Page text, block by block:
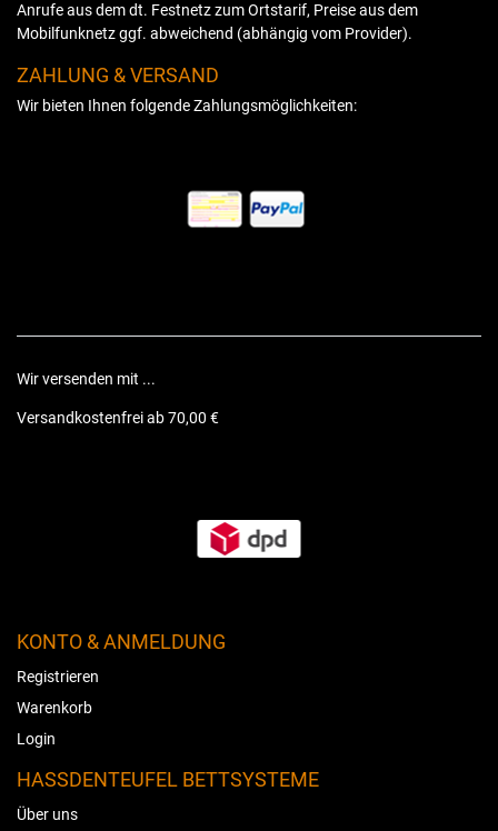
Anrufe aus dem dt. Festnetz zum Ortstarif, Preise aus dem
Mobilfunknetz ggf. abweichend (abhängig vom Provider).
ZAHLUNG & VERSAND
Wir bieten Ihnen folgende Zahlungsmöglichkeiten:
Wir versenden mit ...
Versandkostenfrei ab 70,00 €
KONTO & ANMELDUNG
Registrieren
Warenkorb
Login
HASSDENTEUFEL BETTSYSTEME
Über uns